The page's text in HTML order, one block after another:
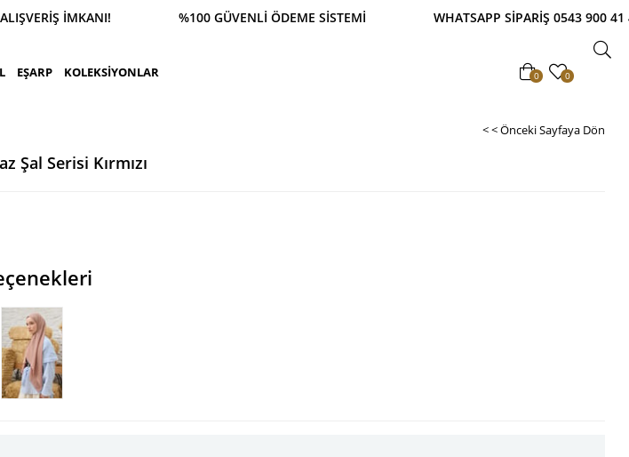
TL ÜZERİ KARGO ÜCRETSİZ! TAKSİTLİ ALIŞVERİŞ İMKANI! %100
EŞARP KOLEKSİYONLAR 0 0
< < Önceki Sayfaya Dön
Şal Serisi Kırmızı